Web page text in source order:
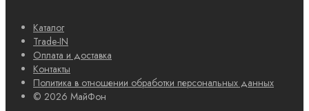
Каталог
Trade-IN
Оплата и доставка
Контакты
Политика в отношении обработки персональных данных
© 2026 МайФон